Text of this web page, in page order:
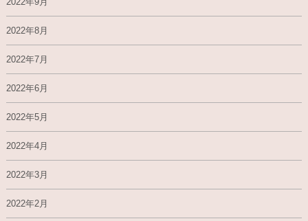
2022年8月
2022年7月
2022年6月
2022年5月
2022年4月
2022年3月
2022年2月